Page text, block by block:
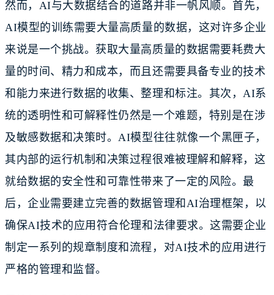
然而，AI与大数据结合的道路并非一帆风顺。首先，
AI模型的训练需要大量高质量的数据，这对许多企业
来说是一个挑战。获取大量高质量的数据需要耗费大
量的时间、精力和成本，而且还需要具备专业的技术
和能力来进行数据的收集、整理和标注。其次，AI系
统的透明性和可解释性仍然是一个难题，特别是在涉
及敏感数据和决策时。AI模型往往就像一个黑匣子，
其内部的运行机制和决策过程很难被理解和解释，这
就给数据的安全性和可靠性带来了一定的风险。最
后，企业需要建立完善的数据管理和AI治理框架，以
确保AI技术的应用符合伦理和法律要求。这需要企业
制定一系列的规章制度和流程，对AI技术的应用进行
严格的管理和监督。